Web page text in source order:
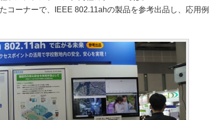
コーナーで、IEEE 802.11ahの製品を参考出品し、応用例